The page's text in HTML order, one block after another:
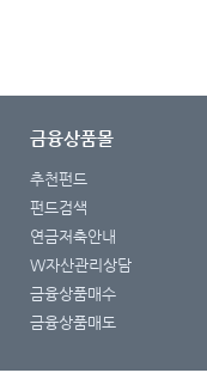
금융상품몰
추천펀드
펀드검색
연금저축안내
W자산관리상담
금융상품매수
금융상품매도